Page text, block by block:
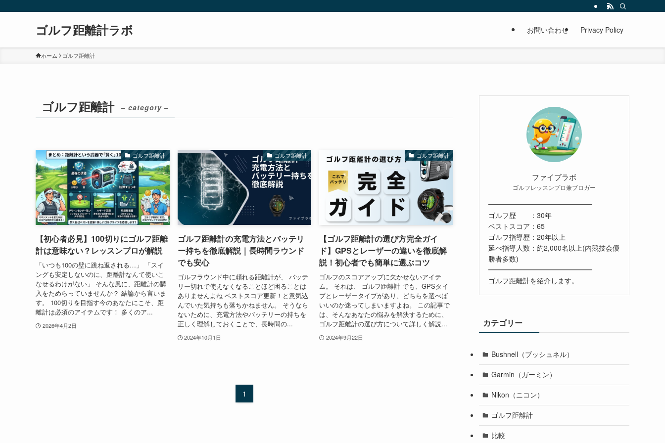
ゴルフ距離計ラボ お問い合わせ Privacy Policy
ホーム ゴルフ距離計
ゴルフ距離計 – category –
ゴルフ距離計
【初心者必見】100切りにゴルフ距離
計は意味ない？レッスンプロが解説
「いつも100の壁に跳ね返される…」 「スイ
ングも安定しないのに、距離計なんて使いこ
なせるわけがない」 そんな風に、距離計の購
入をためらっていませんか？ 結論から言いま
す。 100切りを目指す今のあなたにこそ、距
離計は必須のアイテムです！ 多くのア...
2026年4月2日
ゴルフ距離計
ゴルフ距離計の充電方法とバッテリ
ー持ちを徹底解説｜長時間ラウンド
でも安心
ゴルフラウンド中に頼れる距離計が、 バッテ
リー切れで使えなくなることほど困ることは
ありませんよね ベストスコア更新！と意気込
んでいた気持ちも落ちかねません。 そうなら
ないために、充電方法やバッテリーの持ちを
正しく理解しておくことで、長時間の...
2024年10月1日
ゴルフ距離計
【ゴルフ距離計の選び方完全ガイ
ド】GPSとレーザーの違いを徹底解
説！初心者でも簡単に選ぶコツ
ゴルフのスコアアップに欠かせないアイテ
ム。 それは、 ゴルフ距離計 でも、GPSタイ
プとレーザータイプがあり、どちらを選べば
いいのか迷ってしまいますよね。 この記事で
は、そんなあなたの悩みを解決するために、
ゴルフ距離計の選び方について詳しく解説...
2024年9月22日
1
ファイブラボ
ゴルフレッスンプロ兼ブロガー
━━━━━━━━━━━━━━━
ゴルフ歴 ：30年
ベストスコア：65
ゴルフ指導歴：20年以上
延べ指導人数：約2,000名以上(内競技会優
勝者多数)
━━━━━━━━━━━━━━━
ゴルフ距離計を紹介します。
カテゴリー
Bushnell（ブッシュネル）
Garmin（ガーミン）
Nikon（ニコン）
ゴルフ距離計
比較